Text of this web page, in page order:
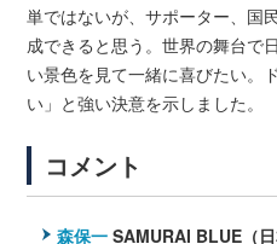
単ではないが、サポーター、国
成できると思う。世界の舞台で
い景色を見て一緒に喜びたい。
い」と強い決意を示しました。
コメント
森保一 SAMURAI BLUE（